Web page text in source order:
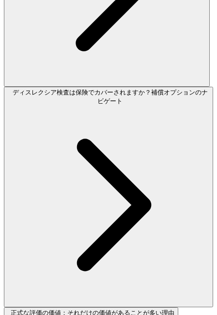
ディスレクシア検査は保険でカバーされますか？補償オプションのナ
ビゲート
正式な評価の価値：それだけの価値があることが多い理由